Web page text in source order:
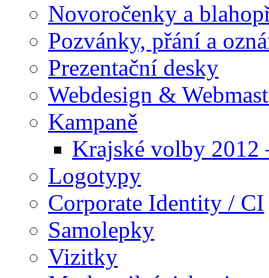
Novoročenky a
Pozvánky, přání a
Prezentační desky
Webdesign &
Kampaně
Krajské volby
Logotypy
Corporate Identity / CI
Samolepky
Vizitky